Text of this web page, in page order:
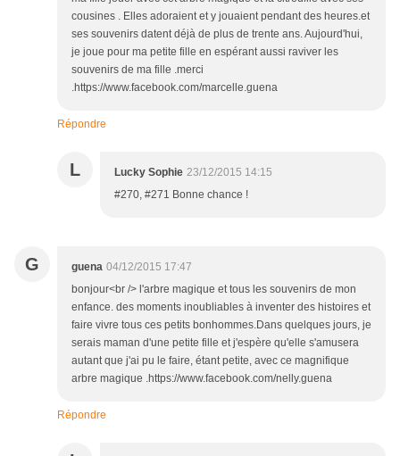
cousines . Elles adoraient et y jouaient pendant des heures.et
ses souvenirs datent déjà de plus de trente ans. Aujourd'hui,
je joue pour ma petite fille en espérant aussi raviver les
souvenirs de ma fille .merci
.https://www.facebook.com/marcelle.guena
Répondre
L Lucky Sophie 23/12/2015 14:15
#270, #271 Bonne chance !
G guena 04/12/2015 17:47
bonjour<br /> l'arbre magique et tous les souvenirs de mon
enfance. des moments inoubliables à inventer des histoires et
faire vivre tous ces petits bonhommes.Dans quelques jours, je
serais maman d'une petite fille et j'espère qu'elle s'amusera
autant que j'ai pu le faire, étant petite, avec ce magnifique
arbre magique .https://www.facebook.com/nelly.guena
Répondre